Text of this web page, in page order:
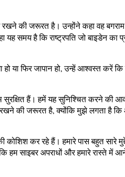
की जरूरत है। उन्होंने कहा वह
यह समय है कि राष्ट्रपति जो बाइडेन का
हो या फिर जापान हो, उन्हें आश्वस्त करें
हैं। हमें यह सुनिश्चित करने की
की जरूरत है, क्योंकि मुझे लगता है कि
कर रहे हैं। हमारे पास बहुत सारे
हम साइबर अपराधों और हमारे रास्ते में